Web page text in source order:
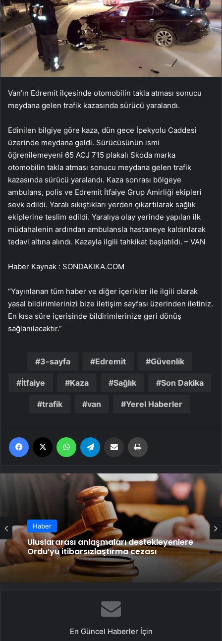
Van’ın Edremit ilçesinde otomobilin takla atması sonucu
meydana gelen trafik kazasında sürücü yaralandı.
Edinilen bilgiye göre kaza, dün gece İpekyolu Caddesi
üzerinde meydana geldi. Sürücüsünün ismi
öğrenilemeyeni 65 ACJ 715 plakalı Skoda marka
otomobilin takla atması sonucu meydana gelen trafik
kazasında sürücü yaralandı. Kaza sonrası bölgeye
ambulans, polis ve Edremit İtfaiye Grup Amirliği ekipleri
sevk edildi. Yaralı sıkıştıkları yerden çıkartılarak sağlık
ekiplerine teslim edildi. Yaralıya olay yerinde yapılan ilk
müdahalenin ardından ambulansla hastaneye kaldırılarak
tedavi altına alındı. Kazayla ilgili tahkikat başlatıldı. – VAN
Haber Kaynak : SONDAKIKA.COM
“Yayınlanan tüm haber ve diğer içerikler ile ilgili olarak
yasal bildirimlerinizi bize iletişim sayfası üzerinden iletiniz.
En kısa süre içerisinde bildirimlerinize geri dönüş
sağlanılacaktır.”
3-sayfa Edremit Güvenlik
İtfaiye Kaza Sağlık Son Dakika
trafik van Yerel Haberler
Facebook WhatsApp Email'den paylaş
Haber
Uluslararası anlaşmaları destekleyenlere
Ordu’yu itibarsızlaştırma cezası
En Güncel Haberler İçin